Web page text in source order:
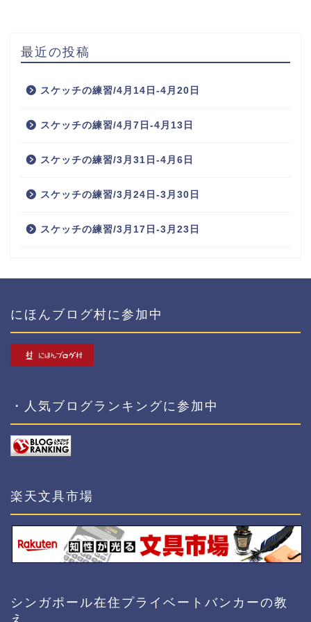
最近の投稿
スケッチの練習/4月14日-4月20日
スケッチの練習/4月7日-4月13日
スケッチの練習/3月31日-4月6日
スケッチの練習/3月24日-3月30日
スケッチの練習/3月17日-3月23日
にほんブログ村に参加中
・人気ブログランキングに参加中
楽天文具市場
シンガポール在住プライベートバンカーの教
え